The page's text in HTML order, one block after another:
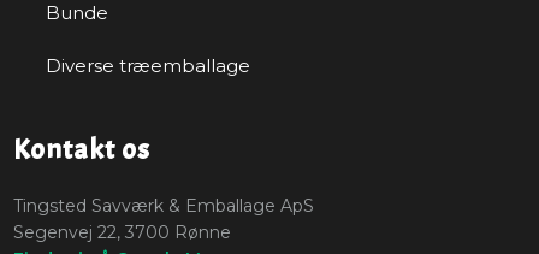
Bunde
Diverse træemballage
Kontakt os
​Tingsted Savværk & Emballage ApS
Segenvej 22, 3700 Rønne